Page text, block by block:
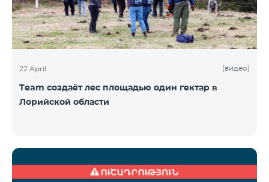
22 April (видео)
Team создаёт лес площадью один гектар в
Лорийской области